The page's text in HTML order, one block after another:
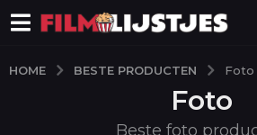
HOME BESTE PRODUCTEN Foto
Foto
Beste foto